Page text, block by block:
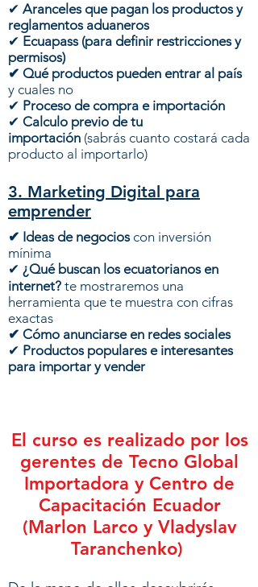
​✔ Aranceles que pagan los productos y
reglamentos aduaneros
​✔ Ecuapass (para definir restricciones y
permisos)
​✔ Qué productos pueden entrar al país
y cuales no
​✔ Proceso de compra e importación
​✔ Calculo previo de tu
importación (sabrás cuanto costará cada
producto al importarlo)
3. Marketing Digital para
emprender
​✔ Ideas de negocios con inversión
mínima
​✔ ¿Qué buscan los ecuatorianos en
internet? te mostraremos una
herramienta que te muestra con cifras
exactas
​✔ Cómo anunciarse en redes sociales
​✔ Productos populares e interesantes
para importar y vender
El curso es realizado por los
gerentes de Tecno Global
Importadora y Centro de
Capacitación Ecuador
(Marlon Larco y Vladyslav
Taranchenko)